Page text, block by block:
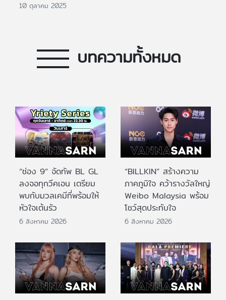
10 ตุลาคม 2025
บทความทั้งหมด
“ช่อง 9” จัดทัพ BL GL
ลงจอทุกวีคเอน เตรียม
พบกับมวลเคมีที่พร้อมให้
หัวใจเต้นรัว
6 สิงหาคม 2026
“BILLKIN” สร้างความ
ภาคภูมิใจ คว้ารางวัลใหญ่
Weibo Malaysia พร้อม
โชว์สุดประทับใจ
6 สิงหาคม 2026